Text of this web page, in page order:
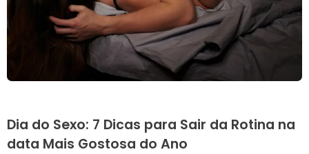
Dia do Sexo: 7 Dicas para Sair da Rotina na
data Mais Gostosa do Ano